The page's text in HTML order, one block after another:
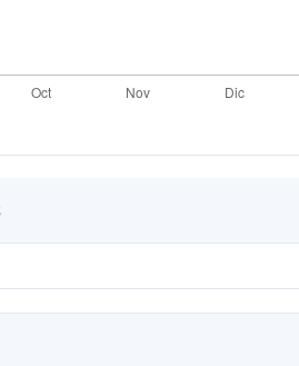
Robinson, J. A. (2012). Why nations